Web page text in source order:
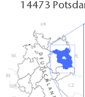
14473